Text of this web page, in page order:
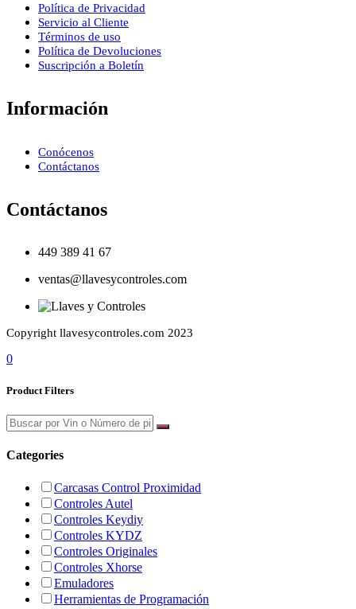
Política de Privacidad
Servicio al Cliente
Términos de uso
Política de Devoluciones
Suscripción a Boletín
Información
Conócenos
Contáctanos
Contáctanos
449 389 41 67
ventas@llavesycontroles.com
Copyright llavesycontroles.com 2023
0
Product Filters
Categories
Carcasas Control Proximidad
Controles Autel
Controles Keydiy
Controles KYDZ
Controles Originales
Controles Xhorse
Emuladores
Herramientas de Programación